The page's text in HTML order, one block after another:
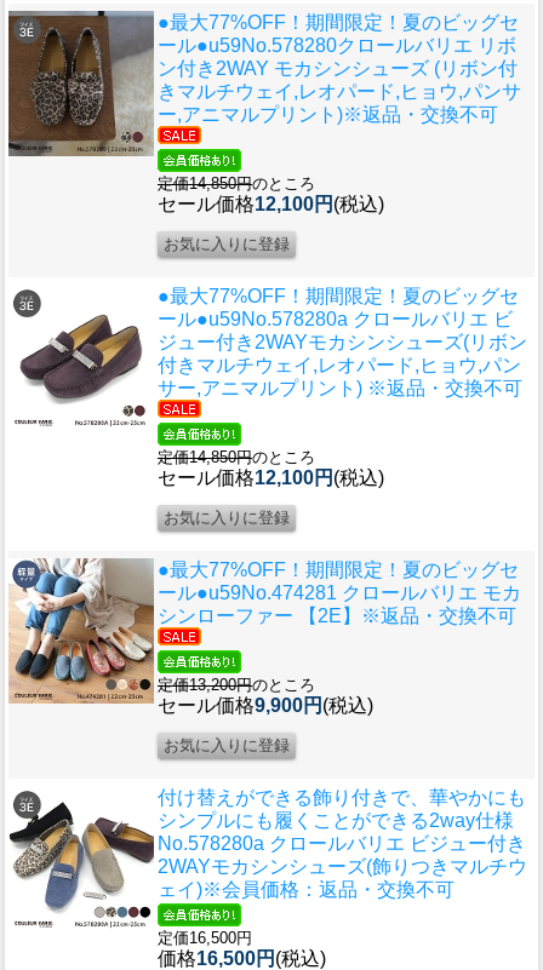
●最大77%OFF！期間限定！夏のビッグセ
ール●u59No.578280クロールバリエ リボ
ン付き2WAY モカシンシューズ (リボン付
きマルチウェイ,レオパード,ヒョウ,パンサ
ー,アニマルプリント)※返品・交換不可
定価14,850円のところ
セール価格12,100円 (税込)
●最大77%OFF！期間限定！夏のビッグセ
ール●u59No.578280a クロールバリエ ビ
ジュー付き2WAYモカシンシューズ(リボン
付きマルチウェイ,レオパード,ヒョウ,パン
サー,アニマルプリント) ※返品・交換不可
定価14,850円のところ
セール価格12,100円 (税込)
●最大77%OFF！期間限定！夏のビッグセ
ール●u59No.474281 クロールバリエ モカ
シンローファー 【2E】※返品・交換不可
定価13,200円のところ
セール価格9,900円 (税込)
付け替えができる飾り付きで、華やかにも
シンプルにも履くことができる2way仕様
No.578280a クロールバリエ ビジュー付き
2WAYモカシンシューズ(飾りつきマルチウ
ェイ)※会員価格：返品・交換不可
定価16,500円
価格16,500円 (税込)